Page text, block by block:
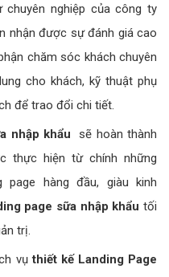
chuyên nghiệp của công ty
nhận được sự đánh giá cao
chăm sóc khách chuyên
cho khách, kỹ thuật phụ
để trao đổi chi tiết.
nhập khẩu
sẽ hoàn thành
thực hiện từ chính những
page hàng đầu, giàu kinh
page sữa nhập khẩu tối
trị.
vụthiết kế Landing Page